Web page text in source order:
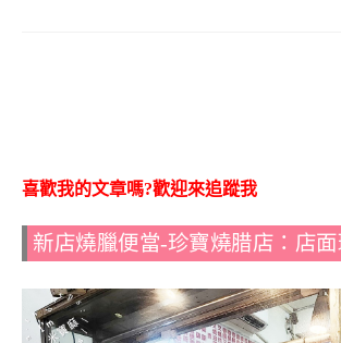
喜歡我的文章嗎?歡迎來追蹤我
新店燒臘便當-珍寶燒腊店：店